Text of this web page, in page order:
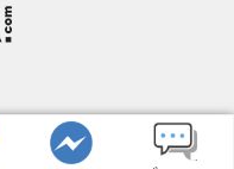
Cầm Đồ Đắk Lắk